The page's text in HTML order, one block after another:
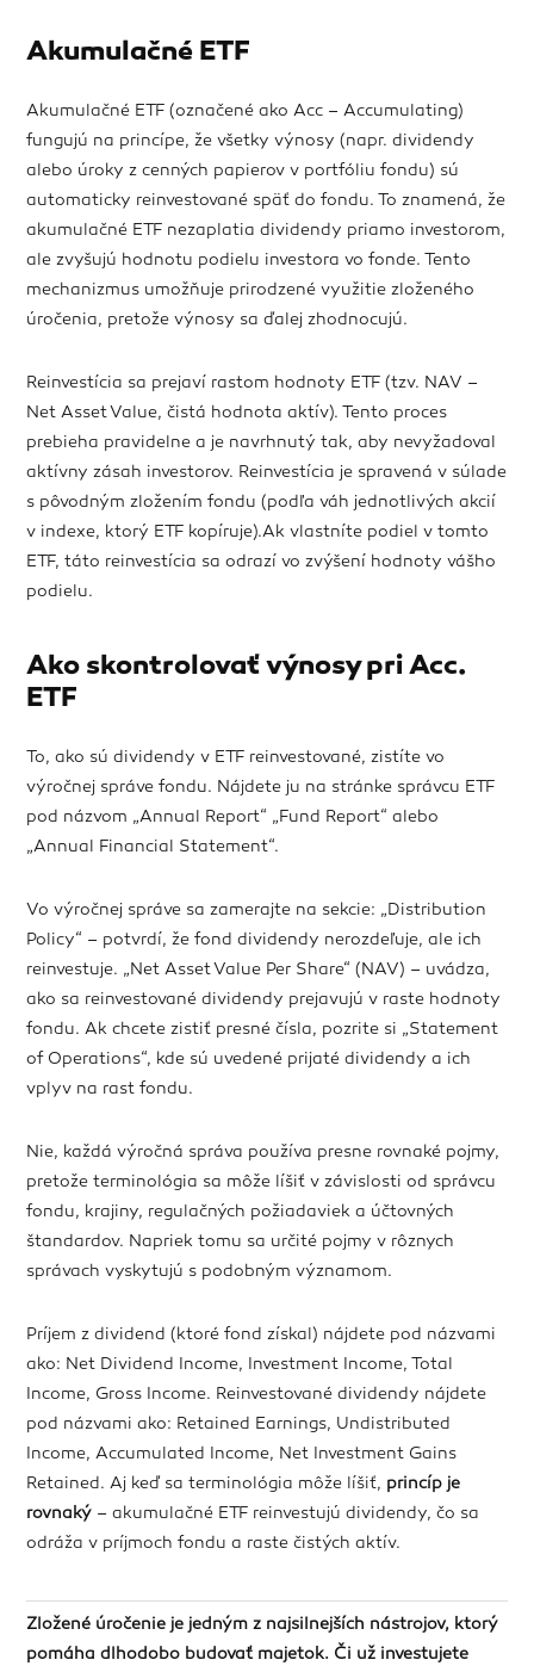
Akumulačné ETF
Akumulačné ETF (označené ako Acc – Accumulating)
fungujú na princípe, že všetky výnosy (napr. dividendy
alebo úroky z cenných papierov v portfóliu fondu) sú
automaticky reinvestované späť do fondu. To znamená, že
akumulačné ETF nezaplatia dividendy priamo investorom,
ale zvyšujú hodnotu podielu investora vo fonde. Tento
mechanizmus umožňuje prirodzené využitie zloženého
úročenia, pretože výnosy sa ďalej zhodnocujú.
Reinvestícia sa prejaví rastom hodnoty ETF (tzv. NAV –
Net Asset Value, čistá hodnota aktív). Tento proces
prebieha pravidelne a je navrhnutý tak, aby nevyžadoval
aktívny zásah investorov. Reinvestícia je spravená v súlade
s pôvodným zložením fondu (podľa váh jednotlivých akcií
v indexe, ktorý ETF kopíruje).Ak vlastníte podiel v tomto
ETF, táto reinvestícia sa odrazí vo zvýšení hodnoty vášho
podielu.
Ako skontrolovať výnosy pri Acc.
ETF
To, ako sú dividendy v ETF reinvestované, zistíte vo
výročnej správe fondu. Nájdete ju na stránke správcu ETF
pod názvom „Annual Report“ „Fund Report“ alebo
„Annual Financial Statement“.
Vo výročnej správe sa zamerajte na sekcie: „Distribution
Policy“ – potvrdí, že fond dividendy nerozdeľuje, ale ich
reinvestuje. „Net Asset Value Per Share“ (NAV) – uvádza,
ako sa reinvestované dividendy prejavujú v raste hodnoty
fondu. Ak chcete zistiť presné čísla, pozrite si „Statement
of Operations“, kde sú uvedené prijaté dividendy a ich
vplyv na rast fondu.
Nie, každá výročná správa používa presne rovnaké pojmy,
pretože terminológia sa môže líšiť v závislosti od správcu
fondu, krajiny, regulačných požiadaviek a účtovných
štandardov. Napriek tomu sa určité pojmy v rôznych
správach vyskytujú s podobným významom.
Príjem z dividend (ktoré fond získal) nájdete pod názvami
ako: Net Dividend Income, Investment Income, Total
Income, Gross Income. Reinvestované dividendy nájdete
pod názvami ako: Retained Earnings, Undistributed
Income, Accumulated Income, Net Investment Gains
Retained. Aj keď sa terminológia môže líšiť, princíp je
rovnaký – akumulačné ETF reinvestujú dividendy, čo sa
odráža v príjmoch fondu a raste čistých aktív.
Zložené úročenie je jedným z najsilnejších nástrojov, ktorý
pomáha dlhodobo budovať majetok. Či už investujete